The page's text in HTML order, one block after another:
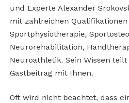
und Experte Alexander
mit zahlreichen
Sportphysiotherapie,
Neurorehabilitation,
Neuroathletik. Sein Wissen
Gastbeitrag mit Ihnen.
Oft wird nicht beachtet, dass